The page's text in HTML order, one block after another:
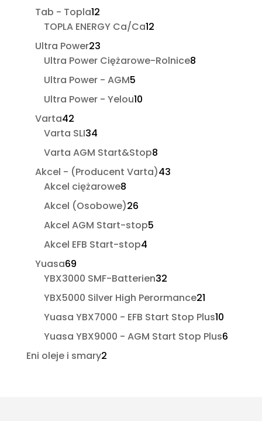
Tab - Topla1212
produktów
TOPLA ENERGY Ca/Ca1212
Ultra Power2323
produkty
Ultra Power Ciężarowe-Rolnice88
Ultra Power - AGM55
produktów
Ultra Power - Yelou1010
Varta4242
produkty
Varta SLI3434
produkty
Varta AGM Start&Stop88
produktów
Akcel - (Producent Varta)4343
Akcel ciężarowe88
produktów
Akcel (Osobowe)2626
produktów
Akcel AGM Start-stop55
Akcel EFB Start-stop44
Yuasa6969
produktów
YBX3000 SMF-Batterien3232
produkty
YBX5000 Silver High Perormance2121
produktów
Yuasa YBX7000 - EFB Start Stop Plus1010
Yuasa YBX9000 - AGM Start Stop Plus66
Eni oleje i smary22